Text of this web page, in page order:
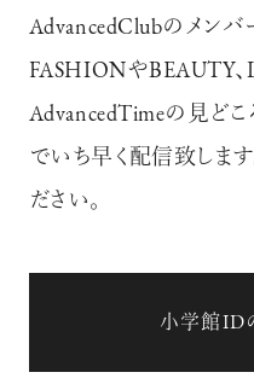
AdvancedClubのメンバ
FASHIONやBEAUTY、
AdvancedTimeの見ど
でいち早く配信致しま
ださい。
小学館ID